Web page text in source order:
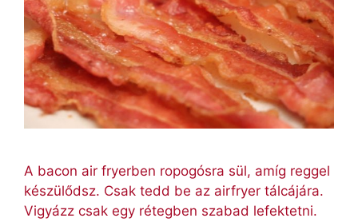
A bacon air fryerben ropogósra sül, amíg reggel
készülődsz. Csak tedd be az airfryer tálcájára.
Vigyázz csak egy rétegben szabad lefektetni.